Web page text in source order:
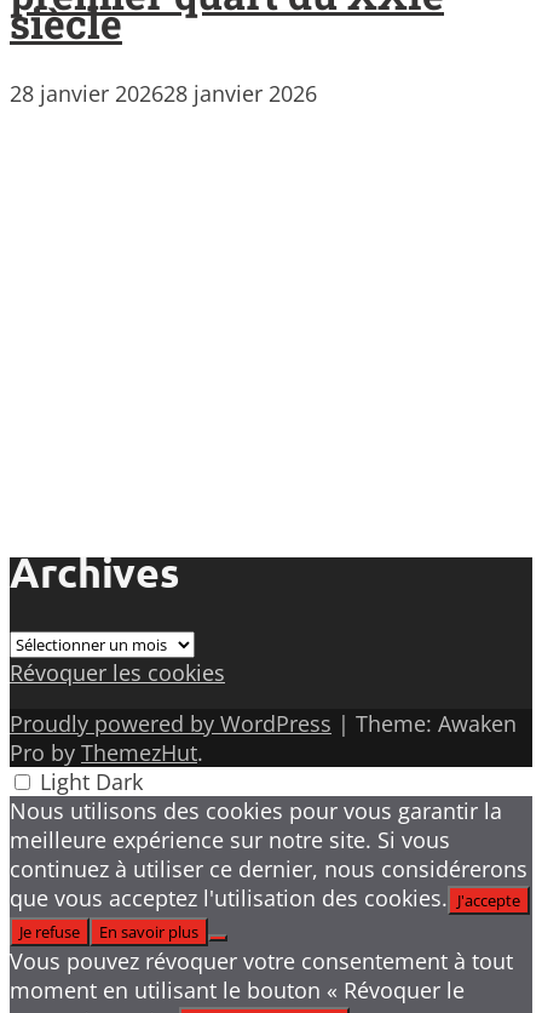
siècle
28 janvier 202628 janvier 2026
Archives
Archives
Révoquer les cookies
Proudly powered by WordPress | Theme: Awaken
Pro by ThemezHut.
Light Dark
Nous utilisons des cookies pour vous garantir la
meilleure expérience sur notre site. Si vous
continuez à utiliser ce dernier, nous considérerons
que vous acceptez l'utilisation des cookies. J'accepte
Je refuse
En savoir plus
Vous pouvez révoquer votre consentement à tout
moment en utilisant le bouton « Révoquer le